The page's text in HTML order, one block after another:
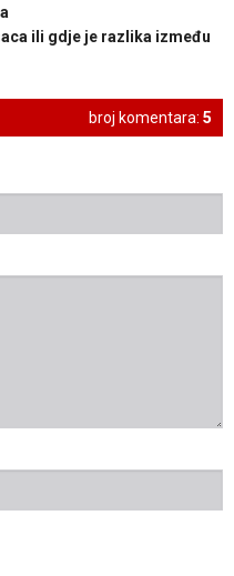
ili gdje je razlika između
broj komentara: 5